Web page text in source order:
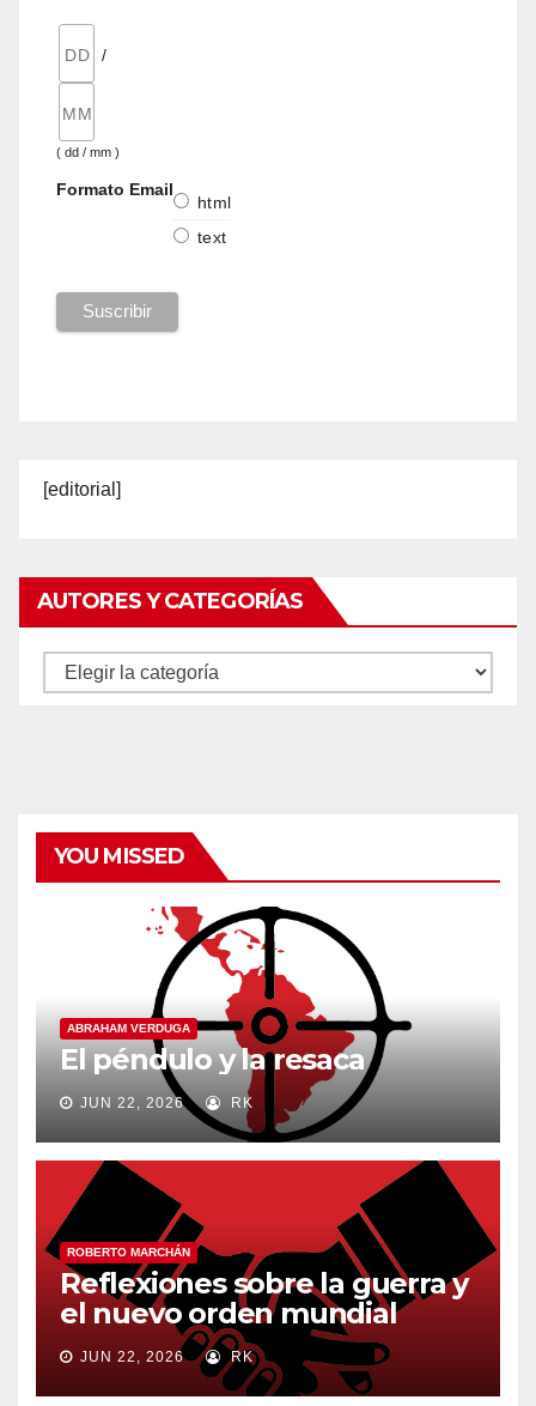
/
( dd / mm )
Formato Email
html
text
[editorial]
AUTORES Y CATEGORÍAS
Autores
YOU MISSED
ABRAHAM VERDUGA
El péndulo y la resaca
JUN 22, 2026 RK
ROBERTO MARCHÁN
Reflexiones sobre la guerra y
el nuevo orden mundial
JUN 22, 2026 RK